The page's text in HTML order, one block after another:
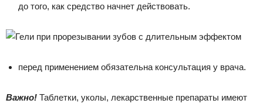
до того, как средство начнет действовать.
перед применением обязательна консультация у врача.
Важно! Таблетки, уколы, лекарственные препараты имеют